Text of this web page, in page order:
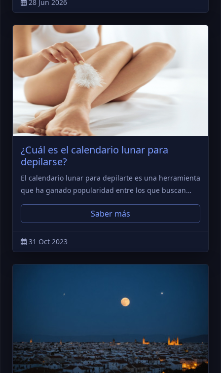
28 Jun 2026
¿Cuál es el calendario lunar para
depilarse?
El calendario lunar para depilarte es una herramienta
que ha ganado popularidad entre los que buscan…
Saber más
31 Oct 2023